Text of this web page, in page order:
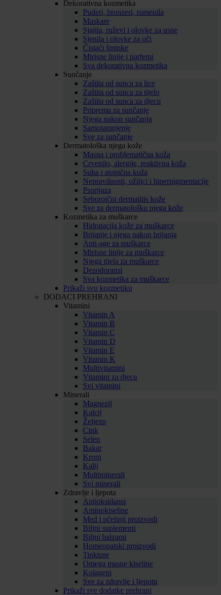
Dekorativna kozmetika
Puderi, bronzeri, rumenila
Maskare
Sjajila, ruževi i olovke za usne
Sjenila i olovke za oči
Čistaći šminke
Mirisne linije i parfemi
Sva dekorativna kozmetika
Sunčanje
Zaštita od sunca za lice
Zaštita od sunca za tijelo
Zaštita od sunca za djecu
Priprema za sunčanje
Njega nakon sunčanja
Samotamnjenje
Sve za sunčanje
Dermatološka njega kože
Masna i problematična koža
Crvenilo, alergije, reaktivna koža
Suha i atopična koža
Nepravilnosti, ožiljci i hiperpigmentacije
Psorijaza
Seboroični dermatitis kože
Sve za dermatološku njega kože
Kozmetika za muškarce
Hidratacija kože za muškarce
Brijanje i njega nakon brijanja
Anti-age za muškarce
Mirisne linije za muškarce
Njega tijela za muškarce
Dezodoransi
Sva kozmetika za muškarce
Prikaži svu kozmetiku
DODACI PREHRANI
Vitamini
Vitamin A
Vitamin B
Vitamin C
Vitamin D
Vitamin E
Vitamin K
Multivitamini
Vitamini za djecu
Svi vitamini
Minerali
Magnezij
Kalcij
Željezo
Cink
Selen
Bakar
Krom
Kalij
Multiminerali
Svi minerali
Zdravlje i ljepota
Antioksidansi
Aminokiseline
Med i pčelinji proizvodi
Biljni suplementi
Biljni balzami
Homeopatski proizvodi
Tinkture
Omega masne kiseline
Kolageni
Sve za zdravlje i ljepotu
Prikaži sve dodatke prehrani